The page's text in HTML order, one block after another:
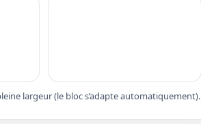
largeur (le bloc s’adapte automatiquement).